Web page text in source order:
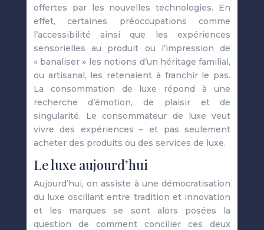
offertes par les nouvelles technologies. En
effet, certaines préoccupations comme
l’accessibilité ainsi que les expériences
sensorielles au produit ou l’impression de
« banaliser » les notions d’un héritage familial,
ou artisanal, les retenaient à franchir le pas.
La consommation de luxe répond à une
recherche d’émotion, de plaisir et de
singularité. Le consommateur de luxe veut
vivre des expériences – et pas seulement
acheter des produits ou des services de luxe.
Le luxe aujourd’hui
Aujourd’hui, on assiste à une démocratisation
du luxe oscillant entre tradition et innovation
et les marques se sont alors posées la
question de comment concilier ces deux